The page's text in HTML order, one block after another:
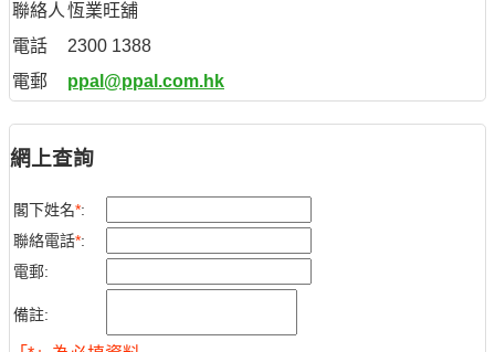
聯絡人 恆業旺舖
電話
2300 1388
電郵
ppal@ppal.com.hk
網上查詢
閣下姓名*:
聯絡電話*:
電郵:
備註: